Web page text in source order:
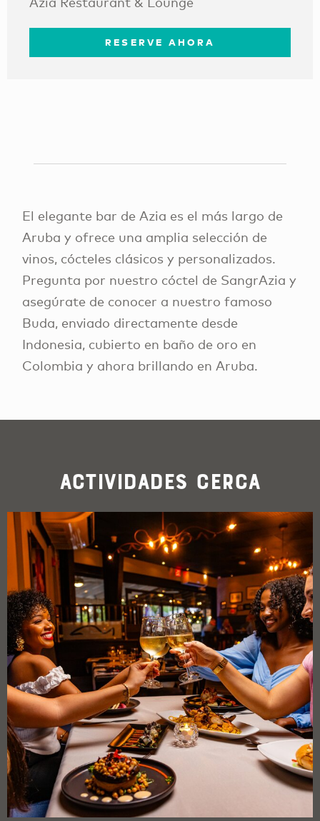
RESERVE AHORA
El elegante bar de Azia es el más largo de
Aruba y ofrece una amplia selección de
vinos, cócteles clásicos y personalizados.
Pregunta por nuestro cóctel de SangrAzia y
asegúrate de conocer a nuestro famoso
Buda, enviado directamente desde
Indonesia, cubierto en baño de oro en
Colombia y ahora brillando en Aruba.
Actividades cerca